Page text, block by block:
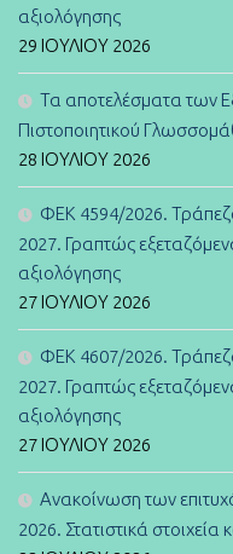
αξιολόγησης
29 ΙΟΥΛΊΟΥ 2026
Τα αποτελέσματα των
Πιστοποιητικού
28 ΙΟΥΛΊΟΥ 2026
ΦΕΚ 4594/2026.
2027. Γραπτώς
αξιολόγησης
27 ΙΟΥΛΊΟΥ 2026
ΦΕΚ 4607/2026.
2027. Γραπτώς
αξιολόγησης
27 ΙΟΥΛΊΟΥ 2026
Ανακοίνωση των
2026. Στατιστικά